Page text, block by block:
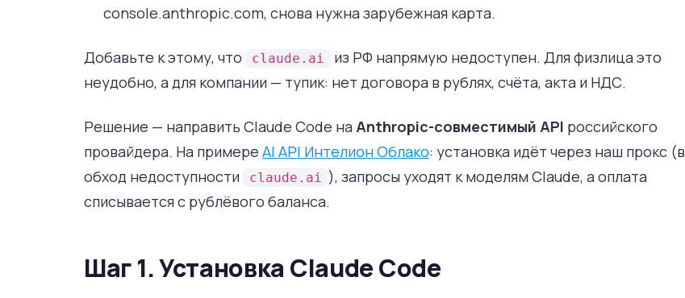
console.anthropic.com, снова нужна зарубежная карта.
Добавьте к этому, что claude.ai
из РФ напрямую недоступен. Для физлица это
неудобно, а для компании — тупик: нет договора в рублях, счёта, акта и НДС.
Решение — направить Claude Code на Anthropic-совместимый API российского
провайдера. На примере AI API Интелион Облако: установка идёт через наш прокс (в
обход недоступности
claude.ai ), запросы уходят к моделям Claude, а оплата
списывается с рублёвого баланса.
Шаг 1. Установка Claude Code